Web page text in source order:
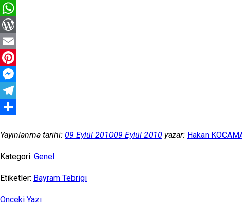
LinkedIn
WhatsApp
WordPress
Email
Pinterest
Messenger
Telegram
Yayınlanma tarihi: 09 Eylül 201009 Eylül 2010 yazar: Hakan
Kategori: Genel
Etiketler: Bayram Tebrigi
Önceki Yazı